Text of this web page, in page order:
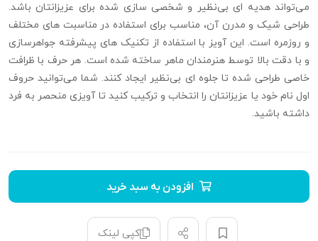
می‌تواند هدیه‌ ای بی‌نظیر و شخصی‌ سازی‌ شده برای عزیزانتان باشد.
طراحی شیک و مدرن آن، مناسب برای استفاده در مناسبت‌ های مختلف
و روزمره است. این آویز با استفاده از تکنیک‌ های پیشرفته جواهرسازی
و با دقت بالا توسط هنرمندان ماهر ساخته شده است. هر حرف با ظرافت
خاصی طراحی شده تا جلوه‌ ای بی‌نظیر ایجاد کنند. شما می‌توانید حروف
اول نام خود یا عزیزانتان را انتخاب و ترکیب کنید تا آویزی منحصر به فرد
داشته باشید.
افزودن به سبد خرید
کپی لینک